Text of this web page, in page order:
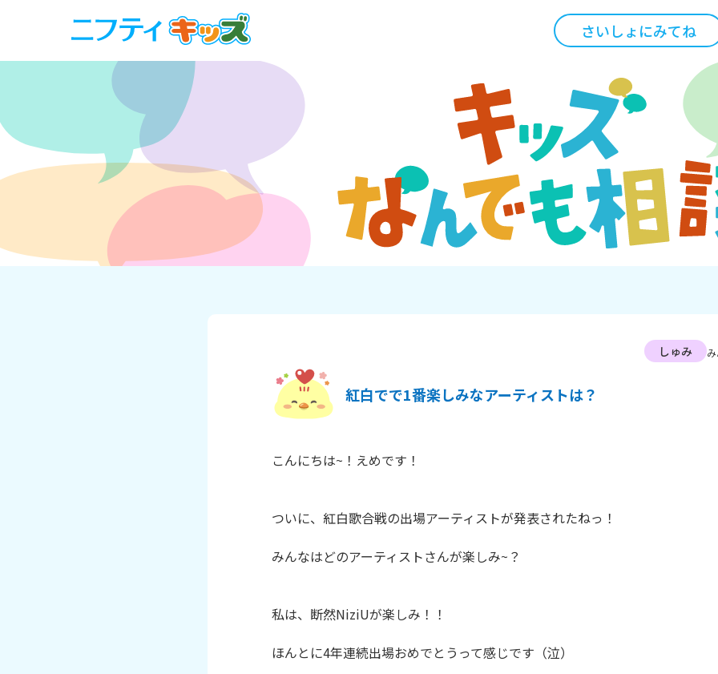
さいしょにみてね
しゅみ
紅白でで1番楽しみなアーティストは？
こんにちは~！えめです！
ついに、紅白歌合戦の出場アーティストが発表されたねっ！
みんなはどのアーティストさんが楽しみ~？
私は、断然NiziUが楽しみ！！
ほんとに4年連続出場おめでとうって感じです（泣）